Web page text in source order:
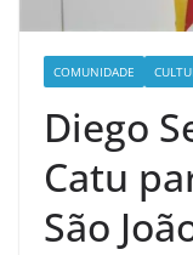
COMUNIDADE
Diego
Catu
São